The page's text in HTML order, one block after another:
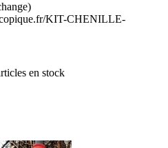
KIT-CHENILLE-
en stock